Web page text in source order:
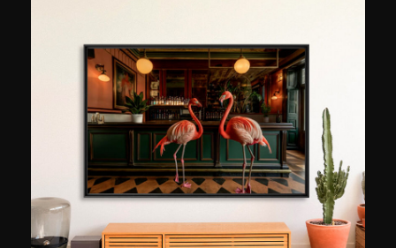
reflex numérique, il commence à diffuser ses
images sur les réseaux sociaux, celles-ci sont
ensuite publiées dans divers magazines
allemands (Foto Praxis, Focus ou encore ELLE
City). Les thèmes de prédilection de Jörg
Wanderer sont les paysages urbains, les scènes
de rue, l’architecture et l’énergie lumineuse.
Épris de voyages qu’il mène aux quatre coins du
monde, il réalise principalement des clichés en